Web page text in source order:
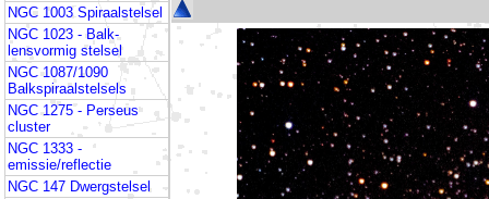
NGC 1003 Spiraalstelsel
NGC 1023 - Balk-
lensvormig stelsel
NGC 1087/1090
Balkspiraalstelsels
NGC 1275 - Perseus
cluster
NGC 1333 -
emissie/reflectie
NGC 147 Dwergstelsel